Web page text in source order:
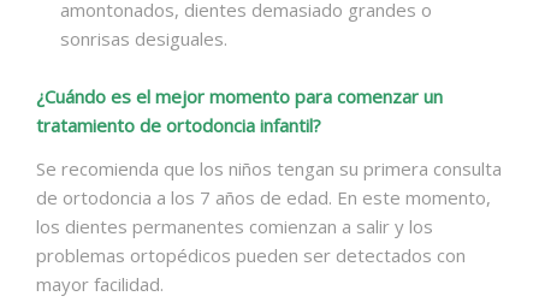
amontonados, dientes demasiado grandes o
sonrisas desiguales.
¿Cuándo es el mejor momento para comenzar un
tratamiento de ortodoncia infantil?
Se recomienda que los niños tengan su primera consulta
de ortodoncia a los 7 años de edad. En este momento,
los dientes permanentes comienzan a salir y los
problemas ortopédicos pueden ser detectados con
mayor facilidad.